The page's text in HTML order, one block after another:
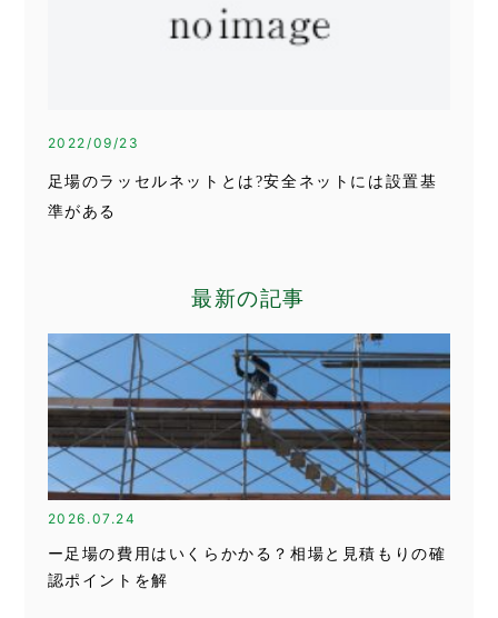
2022/09/23
足場のラッセルネットとは?安全ネットには設置基
準がある
最新の記事
2026.07.24
ー足場の費用はいくらかかる？相場と見積もりの確
認ポイントを解